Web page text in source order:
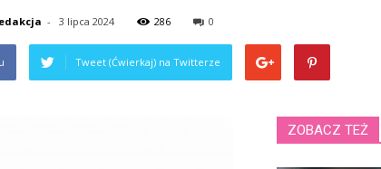
- 3 lipca 2024 286 0
Tweet (Ćwierkaj) na Twitterze
ZOBACZ TEŻ